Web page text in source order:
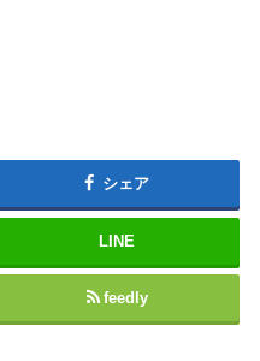
シェア
LINE
feedly